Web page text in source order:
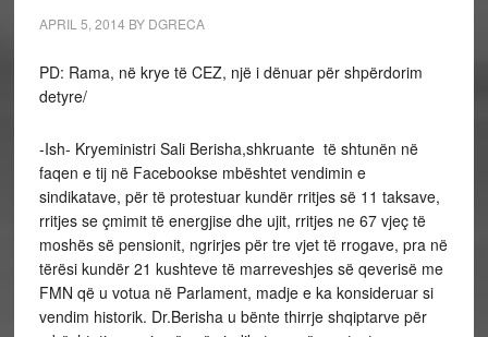
APRIL 5, 2014 BY DGRECA
PD: Rama, në krye të CEZ, një i dënuar për shpërdorim
detyre/
-Ish- Kryeministri Sali Berisha,shkruante të shtunën në
faqen e tij në Facebookse mbështet vendimin e
sindikatave, për të protestuar kundër rritjes së 11 taksave,
rritjes se çmimit të energjise dhe ujit, rritjes ne 67 vjeç të
moshës së pensionit, ngrirjes për tre vjet të rrogave, pra në
tërësi kundër 21 kushteve të marreveshjes së qeverisë me
FMN që u votua në Parlament, madje e ka konsideruar si
vendim historik. Dr.Berisha u bënte thirrje shqiptarve për